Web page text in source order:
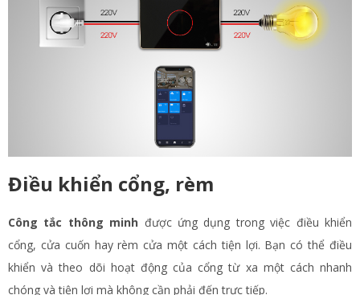
Điều khiển cổng, rèm
Công tắc thông minh được ứng dụng trong việc điều khiển
cổng, cửa cuốn hay rèm cửa một cách tiện lợi. Bạn có thể điều
khiển và theo dõi hoạt động của cổng từ xa một cách nhanh
chóng và tiện lợi mà không cần phải đến trực tiếp.